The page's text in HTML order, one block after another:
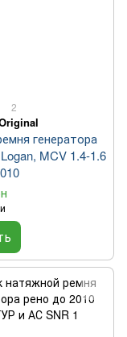
2
генератора
MCV 1.4-1.6